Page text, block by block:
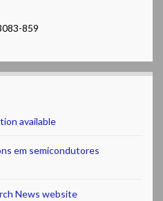
859
available
em semicondutores
News website